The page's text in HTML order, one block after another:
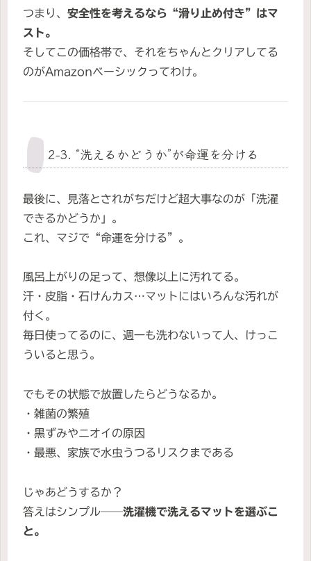
つまり、 安全性を考えるなら“滑り止め付き”はマ
スト。
そしてこの価格帯で、それをちゃんとクリアしてる
のがAmazonベーシックってわけ。
2-3. “洗えるかどうか”が命運を分ける
最後に、見落とされがちだけど超大事なのが「洗濯
できるかどうか」。
これ、マジで“命運を分ける”。
風呂上がりの足って、想像以上に汚れてる。
汗・皮脂・石けんカス…マットにはいろんな汚れが
付く。
毎日使ってるのに、週一も洗わないって人、けっこ
ういると思う。
でもその状態で放置したらどうなるか。
・雑菌の繁殖
・黒ずみやニオイの原因
・最悪、家族で水虫うつるリスクまである
じゃあどうするか？
答えはシンプル──洗濯機で洗えるマットを選ぶこ
と。